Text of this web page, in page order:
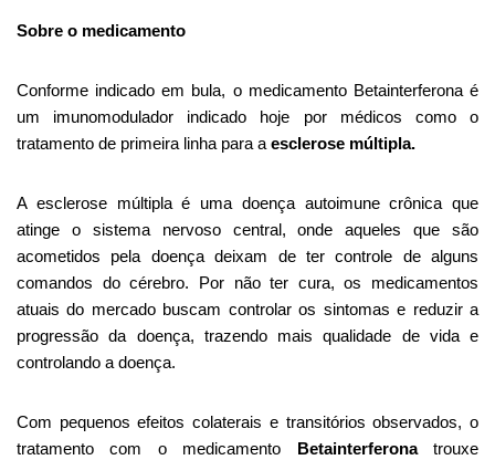
Sobre o medicamento
Conforme indicado em bula, o medicamento Betainterferona é
um imunomodulador indicado hoje por médicos como o
tratamento de primeira linha para a esclerose múltipla.
A esclerose múltipla é uma doença autoimune crônica que
atinge o sistema nervoso central, onde aqueles que são
acometidos pela doença deixam de ter controle de alguns
comandos do cérebro. Por não ter cura, os medicamentos
atuais do mercado buscam controlar os sintomas e reduzir a
progressão da doença, trazendo mais qualidade de vida e
controlando a doença.
Com pequenos efeitos colaterais e transitórios observados, o
tratamento com o medicamento Betainterferonatrouxe